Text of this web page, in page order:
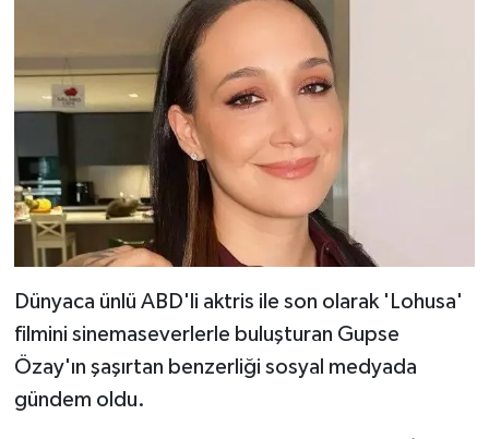
Dünyaca ünlü ABD'li aktris ile son olarak 'Lohusa'
filmini sinemaseverlerle buluşturan Gupse
Özay'ın şaşırtan benzerliği sosyal medyada
gündem oldu.